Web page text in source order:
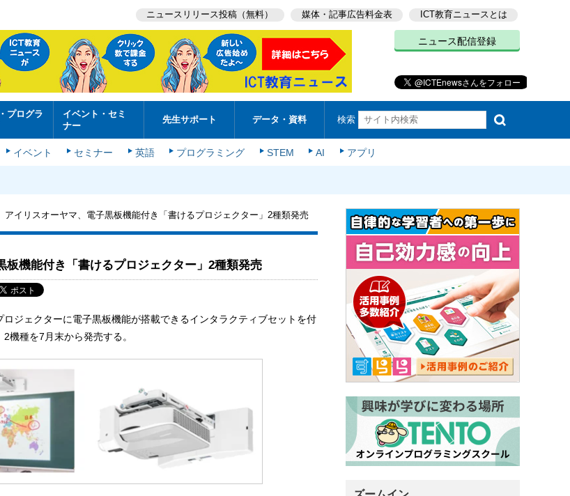
ニュースリリース投稿（無料） 媒体・記事広告料金表 ICT教育ニュースとは
ニュース配信登録
プログラ
イベント・セミ
ナー
先生サポート データ・資料 検索
イベント セミナー 英語 プログラミング STEM AI アプリ
アイリスオーヤマ、電子黒板機能付き「書けるプロジェクター」2種類発売
板機能付き「書けるプロジェクター」2種類発売
ジェクターに電子黒板機能が搭載できるインタラクティブセットを付
機種を7月末から発売する。